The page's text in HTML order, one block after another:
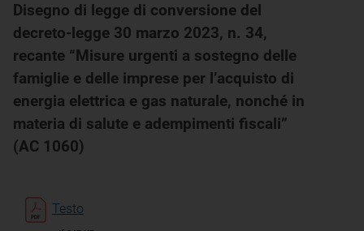
Disegno di legge di conversione del
decreto-legge 30 marzo 2023, n. 34,
recante “Misure urgenti a sostegno delle
famiglie e delle imprese per l’acquisto di
energia elettrica e gas naturale, nonché in
materia di salute e adempimenti fiscali”
(AC 1060)
Testo